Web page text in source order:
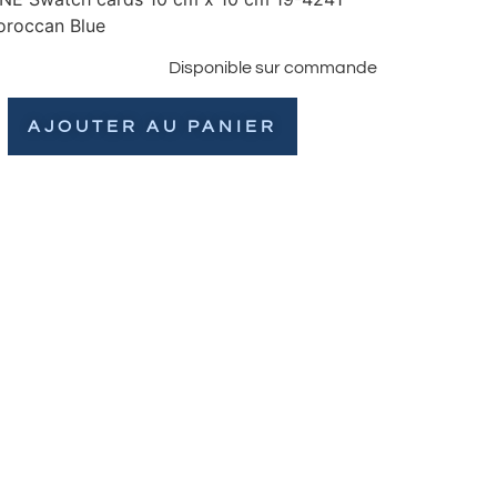
Blue
Disponible sur commande
AJOUTER AU PANIER